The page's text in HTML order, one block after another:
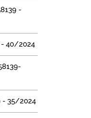
-
- 40/2024
- 35/2024